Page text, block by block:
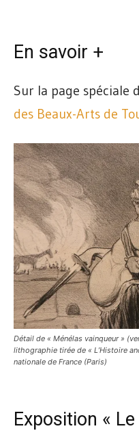
En savoir +
Sur la page spéciale
des Beaux-Arts de
Détail de « Ménélas vainqueur »
lithographie tirée de « L’Histoire
nationale de France (Paris)
Exposition «